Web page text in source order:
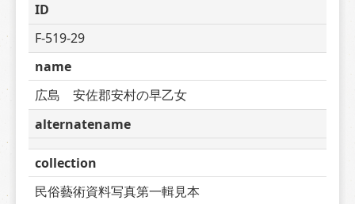
ID
F-519-29
name
広島　安佐郡安村の早乙女
alternatename
collection
民俗藝術資料写真第一輯見本